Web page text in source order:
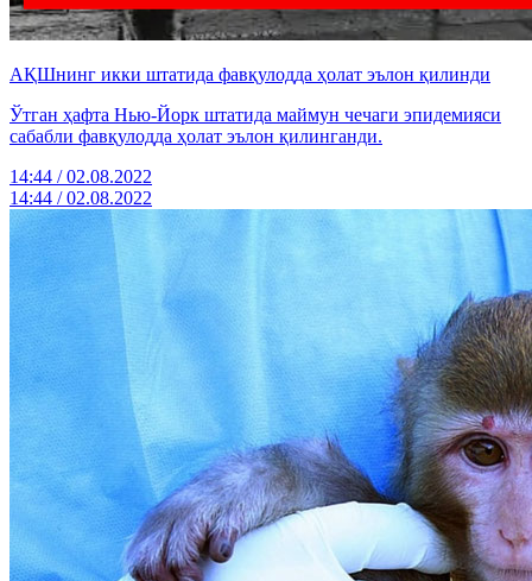
АҚШнинг икки штатида фавқулодда ҳолат эълон қилинди
Ўтган ҳафта Нью-Йорк штатида маймун чечаги эпидемияси
сабабли фавқулодда ҳолат эълон қилинганди.
14:44 / 02.08.2022
14:44 / 02.08.2022